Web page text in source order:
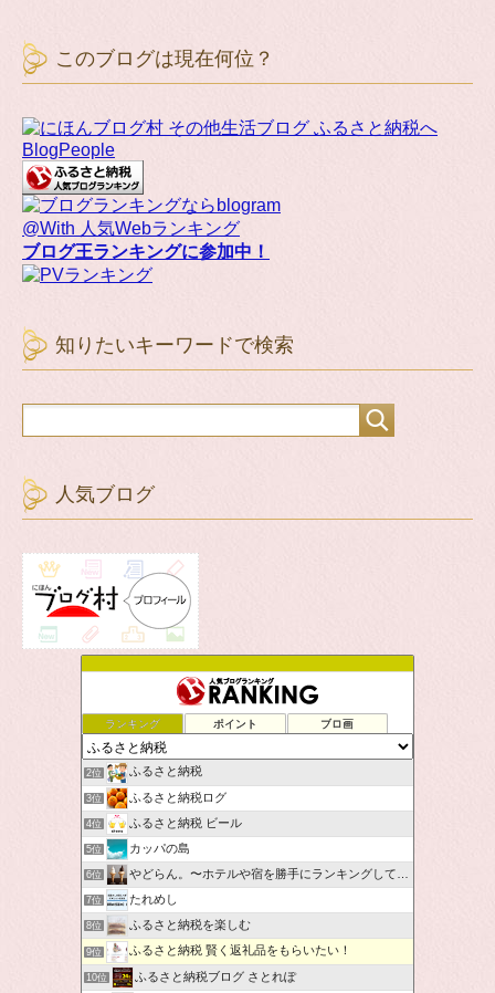
このブログは現在何位？
BlogPeople
@With 人気Webランキング
ブログ王ランキングに参加中！
知りたいキーワードで検索
人気ブログ
ランキング ポイント ブロ画
2位 ふるさと納税
3位 ふるさと納税ログ
4位 ふるさと納税 ビール
5位 カッパの島
6位 やどらん。〜ホテルや宿を勝手にランキングしてみた〜
7位 たれめし
8位 ふるさと納税を楽しむ
9位 ふるさと納税 賢く返礼品をもらいたい！
10位 ふるさと納税ブログ さとれぽ